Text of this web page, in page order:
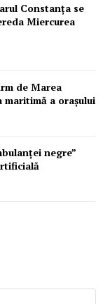
Constanța se
Miercurea
de Marea
a orașului
negre”